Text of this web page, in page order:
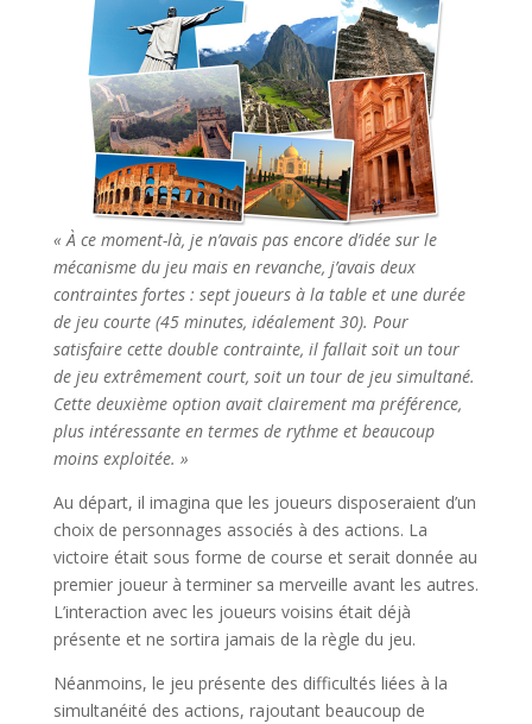
« À ce moment-là, je n’avais pas encore d’idée sur le
mécanisme du jeu mais en revanche, j’avais deux
contraintes fortes : sept joueurs à la table et une durée
de jeu courte (45 minutes, idéalement 30). Pour
satisfaire cette double contrainte, il fallait soit un tour
de jeu extrêmement court, soit un tour de jeu simultané.
Cette deuxième option avait clairement ma préférence,
plus intéressante en termes de rythme et beaucoup
moins exploitée. »
Au départ, il imagina que les joueurs disposeraient d’un
choix de personnages associés à des actions. La
victoire était sous forme de course et serait donnée au
premier joueur à terminer sa merveille avant les autres.
L’interaction avec les joueurs voisins était déjà
présente et ne sortira jamais de la règle du jeu.
Néanmoins, le jeu présente des difficultés liées à la
simultanéité des actions, rajoutant beaucoup de